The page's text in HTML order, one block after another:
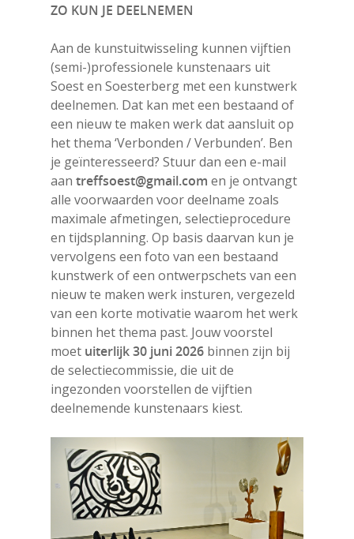
ZO KUN JE DEELNEMEN
Aan de kunstuitwisseling kunnen vijftien
(semi-)professionele kunstenaars uit
Soest en Soesterberg met een kunstwerk
deelnemen. Dat kan met een bestaand of
een nieuw te maken werk dat aansluit op
het thema ‘Verbonden / Verbunden’. Ben
je geïnteresseerd? Stuur dan een e-mail
aan treffsoest@gmail.com en je ontvangt
alle voorwaarden voor deelname zoals
maximale afmetingen, selectieprocedure
en tijdsplanning. Op basis daarvan kun je
vervolgens een foto van een bestaand
kunstwerk of een ontwerpschets van een
nieuw te maken werk insturen, vergezeld
van een korte motivatie waarom het werk
binnen het thema past. Jouw voorstel
moet uiterlijk 30 juni 2026 binnen zijn bij
de selectiecommissie, die uit de
ingezonden voorstellen de vijftien
deelnemende kunstenaars kiest.